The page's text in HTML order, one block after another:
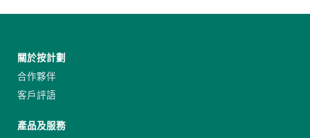
關於按計劃
合作夥伴
客戶評語
產品及服務